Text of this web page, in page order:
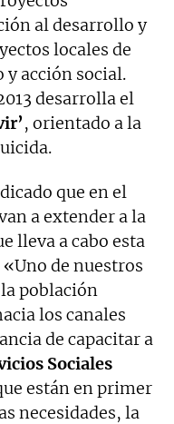
al desarrollo y
locales de
y acción social.
desarrolla el
, orientado a la
que en el
a extender a la
lleva a cabo esta
de nuestros
población
los canales
de capacitar a
Sociales
están en primer
necesidades, la